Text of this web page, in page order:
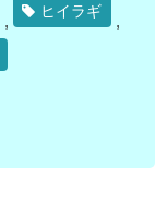
,
ヒイラギ
,